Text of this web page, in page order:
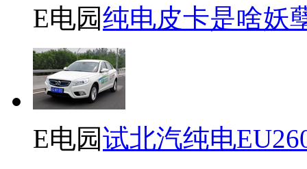
E电园纯电皮卡是啥妖
E电园试北汽纯电